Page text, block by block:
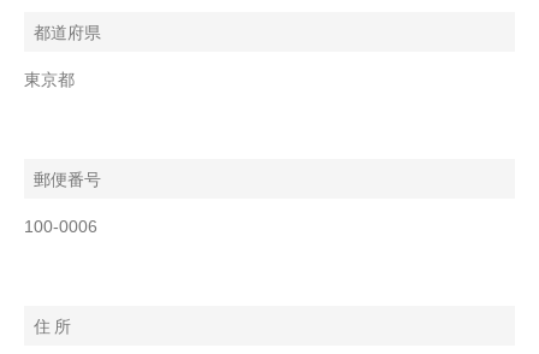
都道府県
東京都
郵便番号
100-0006
住 所